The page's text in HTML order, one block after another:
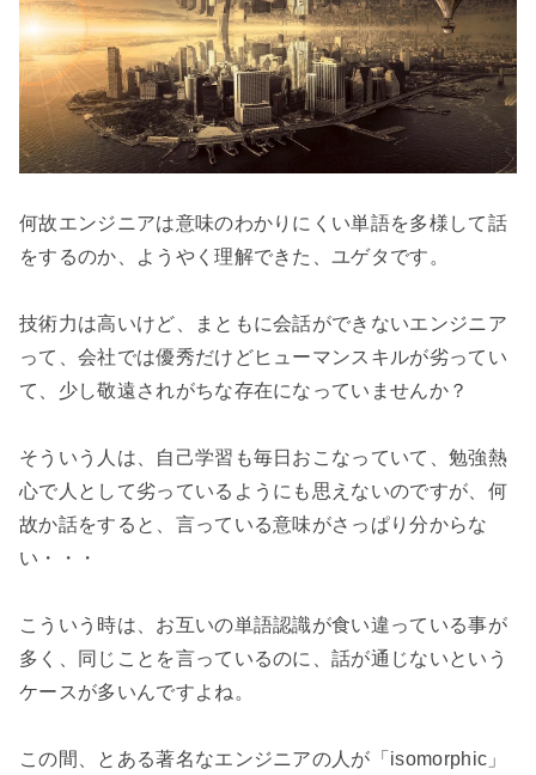
何故エンジニアは意味のわかりにくい単語を多様して話
をするのか、ようやく理解できた、ユゲタです。
技術力は高いけど、まともに会話ができないエンジニア
って、会社では優秀だけどヒューマンスキルが劣ってい
て、少し敬遠されがちな存在になっていませんか？
そういう人は、自己学習も毎日おこなっていて、勉強熱
心で人として劣っているようにも思えないのですが、何
故か話をすると、言っている意味がさっぱり分からな
い・・・
こういう時は、お互いの単語認識が食い違っている事が
多く、同じことを言っているのに、話が通じないという
ケースが多いんですよね。
この間、とある著名なエンジニアの人が「isomorphic」